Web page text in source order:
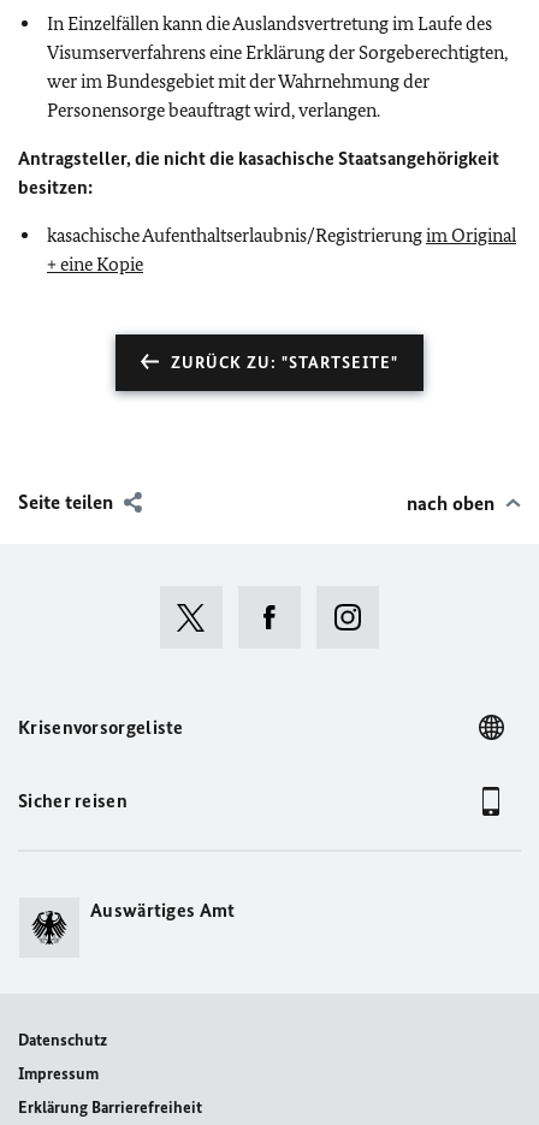
In Einzelfällen kann die Auslandsvertretung im Laufe des
Visumserverfahrens eine Erklärung der Sorgeberechtigten,
wer im Bundesgebiet mit der Wahrnehmung der
Personensorge beauftragt wird, verlangen.
Antragsteller, die nicht die kasachische Staatsangehörigkeit
besitzen:
kasachische Aufenthaltserlaubnis/Registrierungim Original
+ eine Kopie
ZURÜCK ZU: "STARTSEITE"
Seite teilen nach oben
Krisenvorsorgeliste
Sicher reisen
Auswärtiges Amt
Datenschutz
Impressum
Erklärung Barrierefreiheit